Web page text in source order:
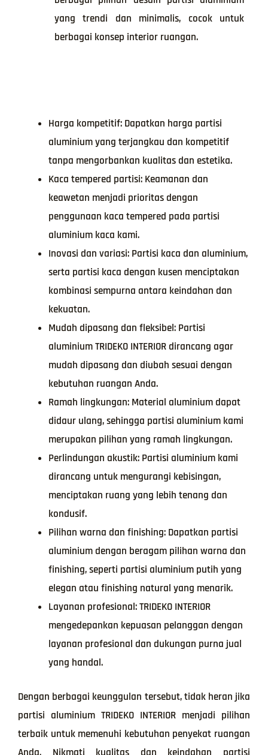
yang trendi dan minimalis, cocok untuk
berbagai konsep interior ruangan.
Harga kompetitif: Dapatkan harga partisi
aluminium yang terjangkau dan kompetitif
tanpa mengorbankan kualitas dan estetika.
Kaca tempered partisi: Keamanan dan
keawetan menjadi prioritas dengan
penggunaan kaca tempered pada partisi
aluminium kaca kami.
Inovasi dan variasi: Partisi kaca dan aluminium,
serta partisi kaca dengan kusen menciptakan
kombinasi sempurna antara keindahan dan
kekuatan.
Mudah dipasang dan fleksibel: Partisi
aluminium TRIDEKO INTERIOR dirancang agar
mudah dipasang dan diubah sesuai dengan
kebutuhan ruangan Anda.
Ramah lingkungan: Material aluminium dapat
didaur ulang, sehingga partisi aluminium kami
merupakan pilihan yang ramah lingkungan.
Perlindungan akustik: Partisi aluminium kami
dirancang untuk mengurangi kebisingan,
menciptakan ruang yang lebih tenang dan
kondusif.
Pilihan warna dan finishing: Dapatkan partisi
aluminium dengan beragam pilihan warna dan
finishing, seperti partisi aluminium putih yang
elegan atau finishing natural yang menarik.
Layanan profesional: TRIDEKO INTERIOR
mengedepankan kepuasan pelanggan dengan
layanan profesional dan dukungan purna jual
yang handal.
Dengan berbagai keunggulan tersebut, tidak heran jika
partisi aluminium TRIDEKO INTERIOR menjadi pilihan
terbaik untuk memenuhi kebutuhan penyekat ruangan